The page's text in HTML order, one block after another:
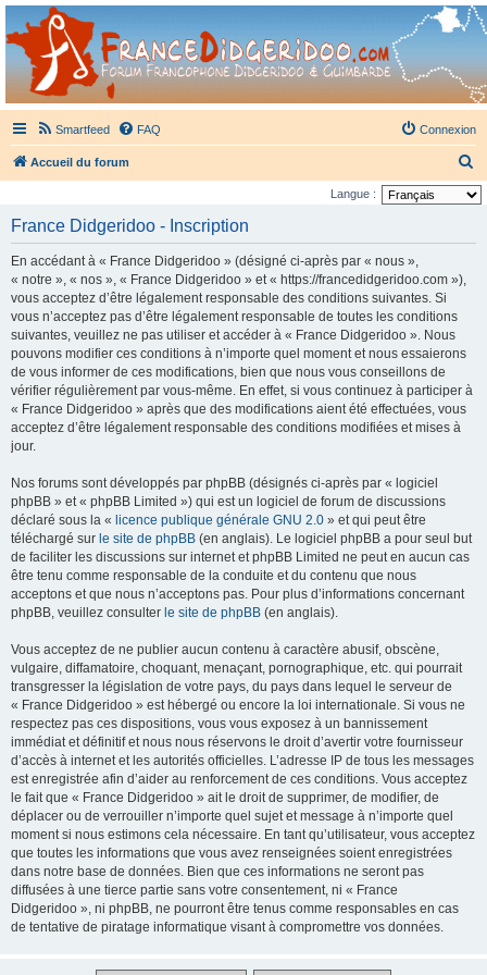
France Didgeridoo
Didgeridoo et Guimbarde sur France Didgeridoo - retrouvez la communauté.
Smartfeed FAQ Connexion
Accueil du forum
e
h
Langue :
France Didgeridoo - Inscription
En accédant à « France Didgeridoo » (désigné ci-après par « nous »,
« notre », « nos », « France Didgeridoo » et « https://francedidgeridoo.com »),
vous acceptez d’être légalement responsable des conditions suivantes. Si
vous n’acceptez pas d’être légalement responsable de toutes les conditions
suivantes, veuillez ne pas utiliser et accéder à « France Didgeridoo ». Nous
pouvons modifier ces conditions à n’importe quel moment et nous essaierons
de vous informer de ces modifications, bien que nous vous conseillons de
vérifier régulièrement par vous-même. En effet, si vous continuez à participer à
« France Didgeridoo » après que des modifications aient été effectuées, vous
acceptez d’être légalement responsable des conditions modifiées et mises à
jour.
Nos forums sont développés par phpBB (désignés ci-après par « logiciel
phpBB » et « phpBB Limited ») qui est un logiciel de forum de discussions
déclaré sous la « licence publique générale GNU 2.0 » et qui peut être
téléchargé sur le site de phpBB (en anglais). Le logiciel phpBB a pour seul but
de faciliter les discussions sur internet et phpBB Limited ne peut en aucun cas
être tenu comme responsable de la conduite et du contenu que nous
acceptons et que nous n’acceptons pas. Pour plus d’informations concernant
phpBB, veuillez consulter le site de phpBB (en anglais).
Vous acceptez de ne publier aucun contenu à caractère abusif, obscène,
vulgaire, diffamatoire, choquant, menaçant, pornographique, etc. qui pourrait
transgresser la législation de votre pays, du pays dans lequel le serveur de
« France Didgeridoo » est hébergé ou encore la loi internationale. Si vous ne
respectez pas ces dispositions, vous vous exposez à un bannissement
immédiat et définitif et nous nous réservons le droit d’avertir votre fournisseur
d’accès à internet et les autorités officielles. L’adresse IP de tous les messages
est enregistrée afin d’aider au renforcement de ces conditions. Vous acceptez
le fait que « France Didgeridoo » ait le droit de supprimer, de modifier, de
déplacer ou de verrouiller n’importe quel sujet et message à n’importe quel
moment si nous estimons cela nécessaire. En tant qu’utilisateur, vous acceptez
que toutes les informations que vous avez renseignées soient enregistrées
dans notre base de données. Bien que ces informations ne seront pas
diffusées à une tierce partie sans votre consentement, ni « France
Didgeridoo », ni phpBB, ne pourront être tenus comme responsables en cas
de tentative de piratage informatique visant à compromettre vos données.